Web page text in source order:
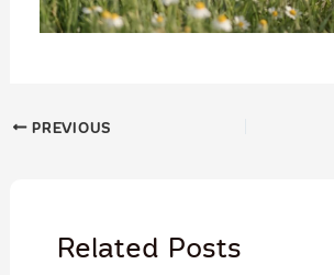
PREVIOUS
Related Posts